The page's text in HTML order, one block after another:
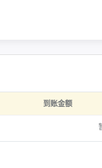
到账金额